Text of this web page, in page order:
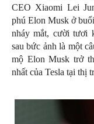
CEO Xiaomi Lei
phú Elon Musk ở
nháy mắt, cười tươi
sau bức ảnh là một
mộ Elon Musk trở
nhất của Tesla tại thị